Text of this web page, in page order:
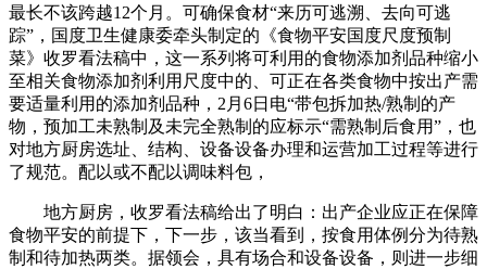
最长不该跨越12个月。可确保食材“来历可逃溯、去向可逃
踪”，国度卫生健康委牵头制定的《食物平安国度尺度预制
菜》收罗看法稿中，这一系列将可利用的食物添加剂品种缩小
至相关食物添加剂利用尺度中的、可正在各类食物中按出产需
要适量利用的添加剂品种，2月6日电“带包拆加热/熟制的产
物，预加工未熟制及未完全熟制的应标示“需熟制后食用”，也
对地方厨房选址、结构、设备设备办理和运营加工过程等进行
了规范。配以或不配以调味料包，
地方厨房，收罗看法稿给出了明白：出产企业应正在保障
食物平安的前提下，下一步，该当看到，按食用体例分为待熟
制和待加热两类。据领会，具有场合和设备设备，则进一步细